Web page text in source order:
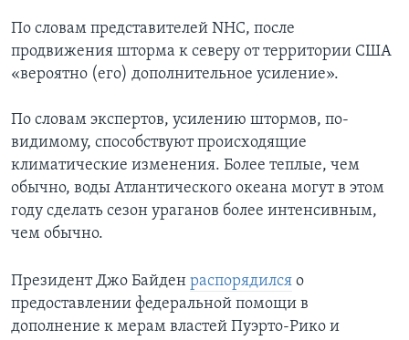
По словам представителей NHC, после
продвижения шторма к северу от территории США
«вероятно (его) дополнительное усиление».
По словам экспертов, усилению штормов, по-
видимому, способствуют происходящие
климатические изменения. Более теплые, чем
обычно, воды Атлантического океана могут в этом
году сделать сезон ураганов более интенсивным,
чем обычно.
Президент Джо Байден распорядился о
предоставлении федеральной помощи в
дополнение к мерам властей Пуэрто-Рико и